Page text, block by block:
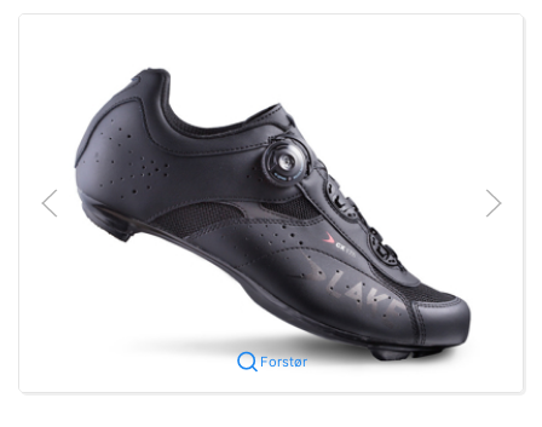
Forstør